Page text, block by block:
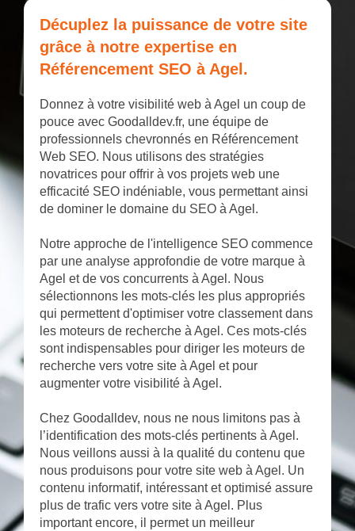
Décuplez la puissance de votre site
grâce à notre expertise en
Référencement SEO à Agel.
Donnez à votre visibilité web à Agel un coup de
pouce avec Goodalldev.fr, une équipe de
professionnels chevronnés en Référencement
Web SEO. Nous utilisons des stratégies
novatrices pour offrir à vos projets web une
efficacité SEO indéniable, vous permettant ainsi
de dominer le domaine du SEO à Agel.
Notre approche de l'intelligence SEO commence
par une analyse approfondie de votre marque à
Agel et de vos concurrents à Agel. Nous
sélectionnons les mots-clés les plus appropriés
qui permettent d'optimiser votre classement dans
les moteurs de recherche à Agel. Ces mots-clés
sont indispensables pour diriger les moteurs de
recherche vers votre site à Agel et pour
augmenter votre visibilité à Agel.
Chez Goodalldev, nous ne nous limitons pas à
l’identification des mots-clés pertinents à Agel.
Nous veillons aussi à la qualité du contenu que
nous produisons pour votre site web à Agel. Un
contenu informatif, intéressant et optimisé assure
plus de trafic vers votre site à Agel. Plus
important encore, il permet un meilleur